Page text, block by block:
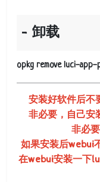
卸载
opkg remove luci-app-
安装好软件后不
非必要，自己安
非必
如果安装后webui
在webui安装一下